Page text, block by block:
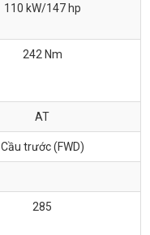
110 kW/147 hp
242 Nm
AT
Cầu trước (FWD)
285